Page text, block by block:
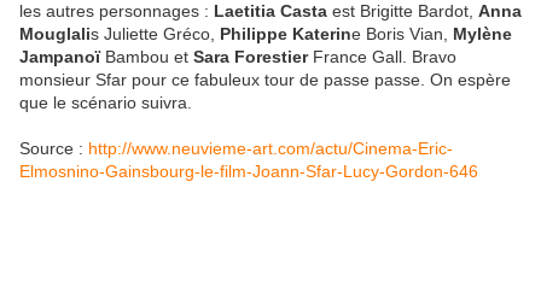
les autres personnages : Laetitia Casta est Brigitte Bardot, Anna
Mouglalis Juliette Gréco, Philippe Katerine Boris Vian, Mylène
JampanoïBambou et Sara ForestierFrance Gall. Bravo
monsieur Sfar pour ce fabuleux tour de passe passe. On espère
que le scénario suivra.
Source : http://www.neuvieme-art.com/actu/Cinema-Eric-
Elmosnino-Gainsbourg-le-film-Joann-Sfar-Lucy-Gordon-646